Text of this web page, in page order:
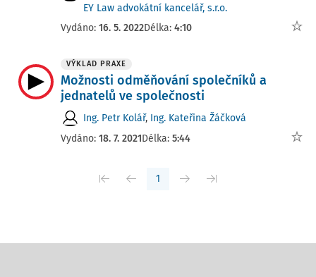
EY Law advokátní kancelář, s.r.o.
Vydáno: 16. 5. 2022Délka: 4:10
VÝKLAD PRAXE
Možnosti odměňování společníků a
jednatelů ve společnosti
Ing. Petr Kolář, Ing. Kateřina Žáčková
Vydáno: 18. 7. 2021Délka: 5:44
1